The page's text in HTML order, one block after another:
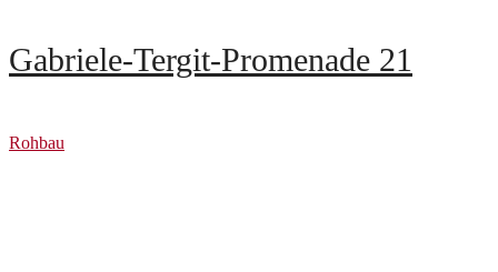
Gabriele-Tergit-Promenade 21
Rohbau